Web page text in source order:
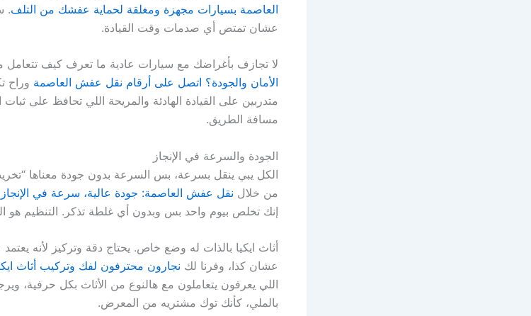
العاصمة بسيارات مجهزة ومغلقة لحماية عفشك من التلف.
عشان تمتص أي صدمات وقت القيادة.
لا تجازف بأغراضك مع سيارات عادية ما تعرف كيف تتعامل
الأمان والجودة؟ اتصل على أرقام نقل عفش العاصمة وراح
متدربين على القيادة الهادئة والمريحة اللي تحافظ على
مسافة الطريق.
الجودة والسرعة في الإنجاز
الكل يبي ينقل بسرعة، بس السرعة بدون جودة معناها
من خلال نقل عفش العاصمة: جودة عالية، سرعة في
إنك تخلص بيوم واحد بس وبدون أي غلطة تذكر. التنظيم هو
أثاث ايكيا بالذات له وضع خاص. يحتاج دقة وتركيز لأنه
عشان كذا، وفرنا لك نجارون محترفون لفك وتركيب أثاث
اللي يعرفون يتعاملون مع هالنوع من الأثاث بكل حرفية،
بالملي، كأنك توك مشتريه من المعرض.